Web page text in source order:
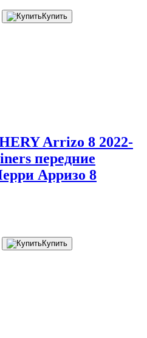
Купить
Arrizo 8 2022-
передние
Арризо 8
Купить